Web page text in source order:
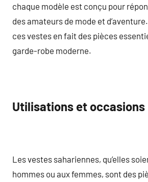
chaque modèle est conçu pour
des amateurs de mode et
ces vestes en fait des pièces
garde-robe moderne.
Utilisations et occasions
Les vestes sahariennes, qu’elles
hommes ou aux femmes, sont des